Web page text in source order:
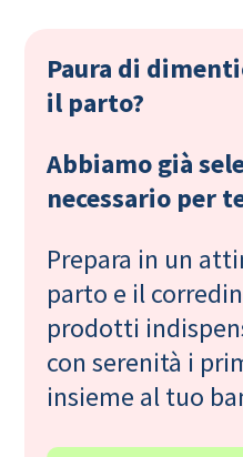
Paura di
il parto?
Abbiamo già
necessario per
Prepara in un
parto e il
prodotti
con serenità i
insieme al tuo